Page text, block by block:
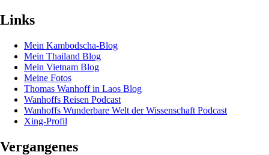
Links
Mein Kambodscha-Blog
Mein Thailand Blog
Mein Vietnam Blog
Meine Fotos
Thomas Wanhoff in Laos Blog
Wanhoffs Reisen Podcast
Wanhoffs Wunderbare Welt der Wissenschaft Podcast
Xing-Profil
Vergangenes